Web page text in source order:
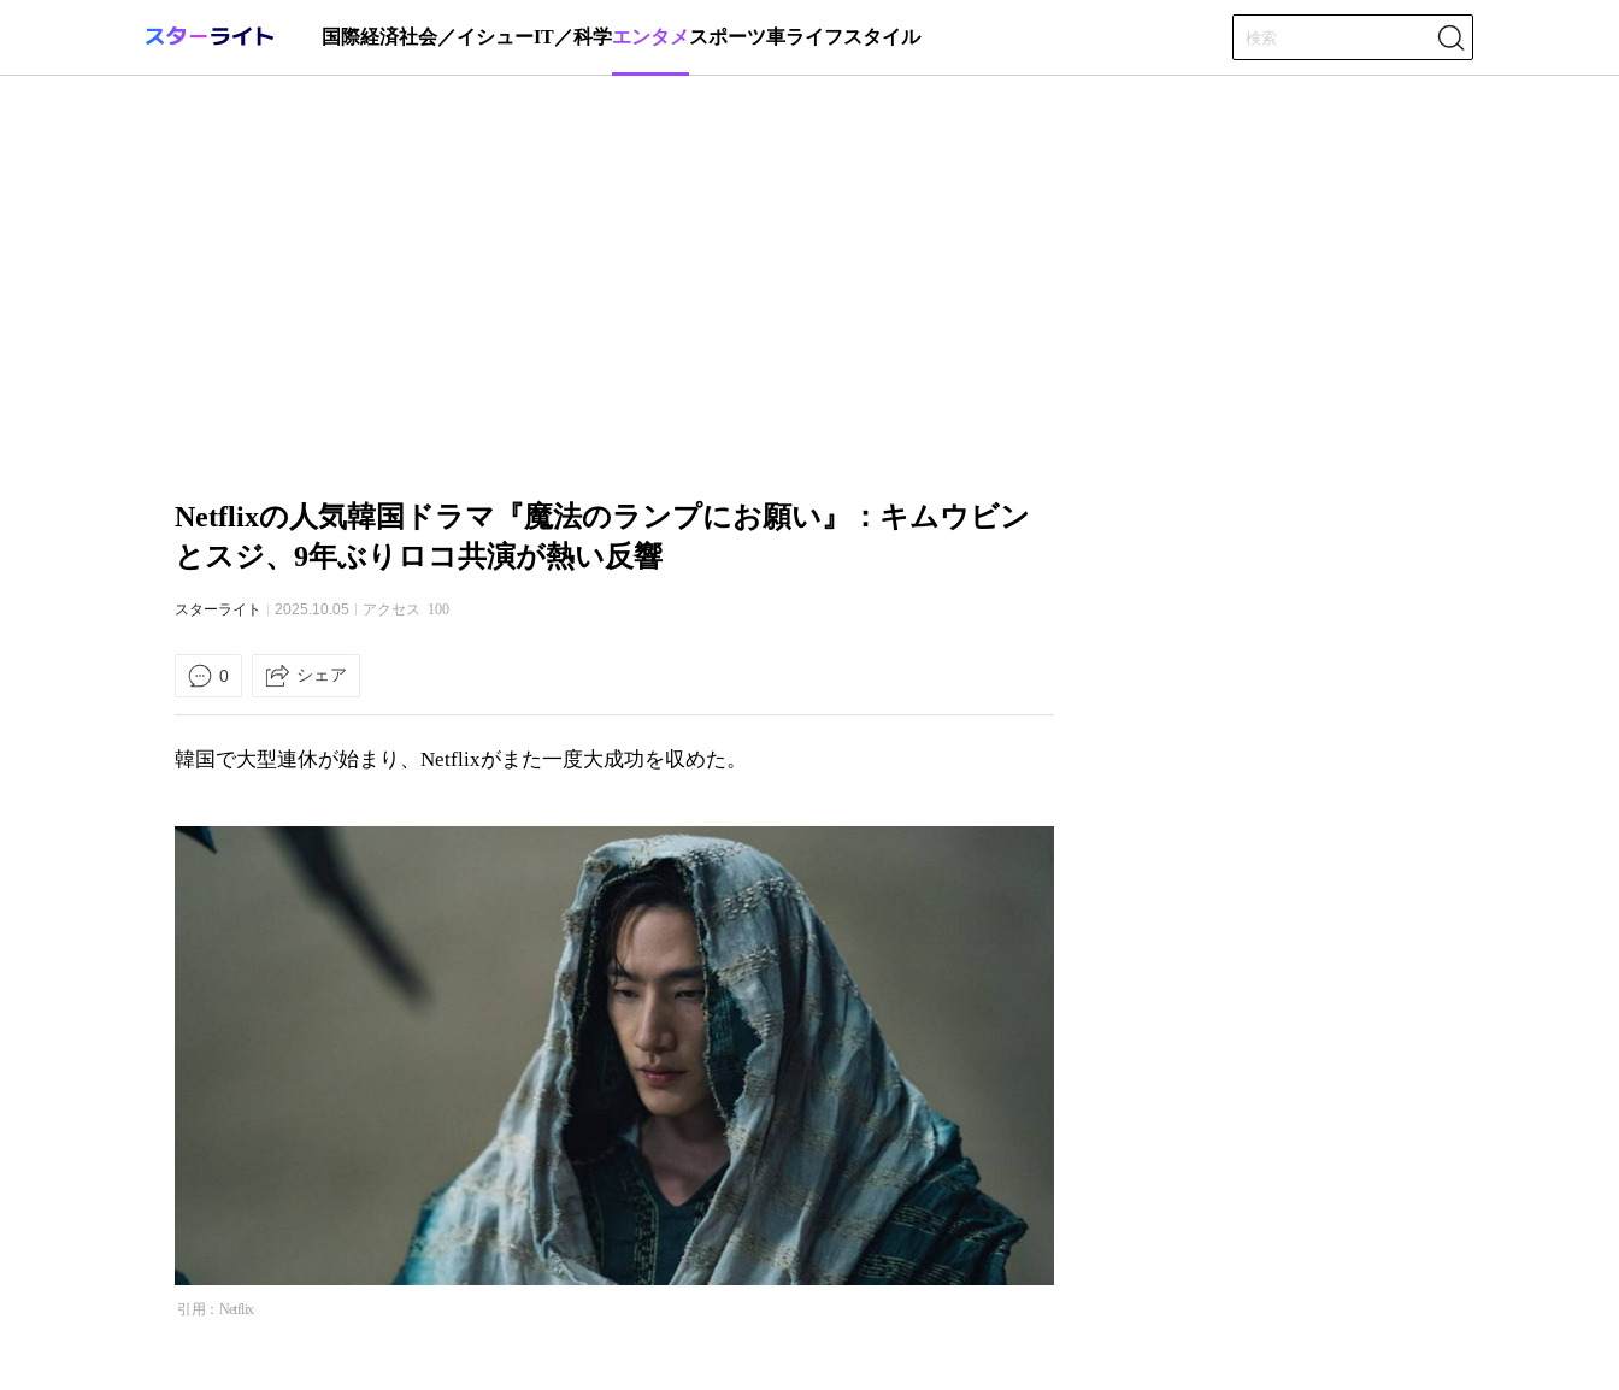
国際経済社会／イシューIT／科学エンタメ スポーツ車ライフスタイル
Netflixの人気韓国ドラマ『魔法のランプにお願い』：キムウビン
とスジ、9年ぶりロコ共演が熱い反響
スターライト 2025.10.05 アクセス 100
0 シェア
韓国で大型連休が始まり、Netflixがまた一度大成功を収めた。
引用：Netflix